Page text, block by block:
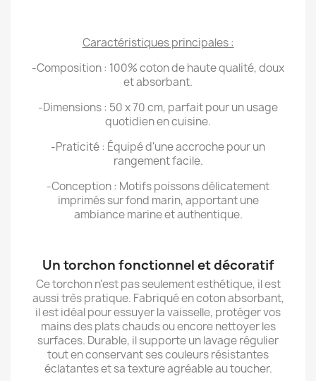
Caractéristiques principales :
-Composition : 100% coton de haute qualité, doux
et absorbant.
-Dimensions : 50 x 70 cm, parfait pour un usage
quotidien en cuisine.
-Praticité : Équipé d'une accroche pour un
rangement facile.
-Conception : Motifs poissons délicatement
imprimés sur fond marin, apportant une
ambiance marine et authentique.
Un torchon fonctionnel et décoratif
Ce torchon n'est pas seulement esthétique, il est
aussi très pratique. Fabriqué en coton absorbant,
il est idéal pour essuyer la vaisselle, protéger vos
mains des plats chauds ou encore nettoyer les
surfaces. Durable, il supporte un lavage régulier
tout en conservant ses couleurs résistantes
éclatantes et sa texture agréable au toucher.